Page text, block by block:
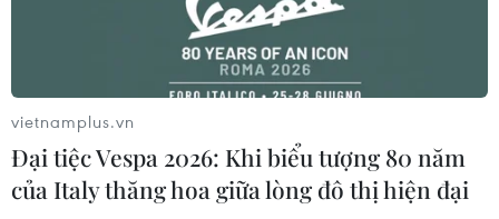
#Thời trang
#Nghệ thuật thêu tay
#Nhà tạo mốt
#Priyo Oktaviano
#Phong cách cổ điển
#Di sản thêu dệt
TP. Hà Nội
vietnamplus.vn
Đại tiệc Vespa 2026: Khi biểu tượng 80 năm
của Italy thăng hoa giữa lòng đô thị hiện đại